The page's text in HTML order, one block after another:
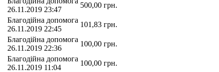
26.11.2019 23:47
500,00 грн.
Благодійна допомога
26.11.2019 22:45
101,83 грн.
Благодійна допомога
26.11.2019 22:36
100,00 грн.
Благодійна допомога
26.11.2019 11:04
100,00 грн.